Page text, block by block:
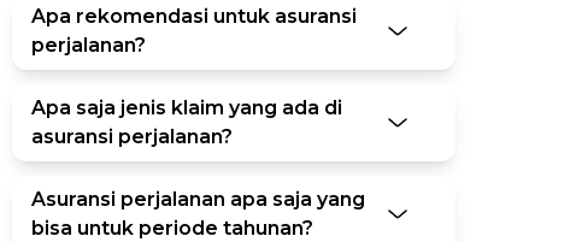
Apa rekomendasi untuk asuransi
perjalanan?
Apa saja jenis klaim yang ada di
asuransi perjalanan?
Asuransi perjalanan apa saja yang
bisa untuk periode tahunan?